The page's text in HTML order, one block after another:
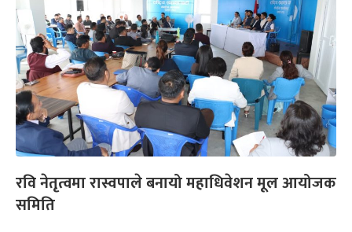
रवि नेतृत्वमा रास्वपाले बनायो महाधिवेशन मूल आयोजक
समिति